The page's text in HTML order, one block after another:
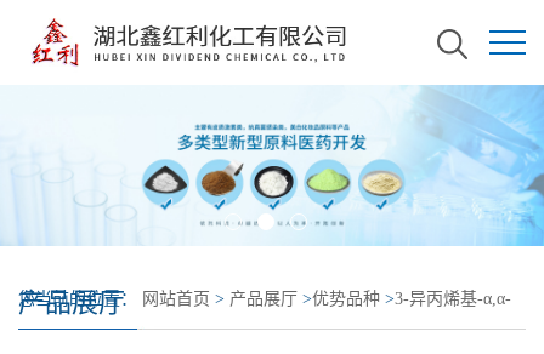
产品展厅
您当前的位置： 网站首页 > 产品展厅 >优势品种 >3-异丙烯基-α,α-